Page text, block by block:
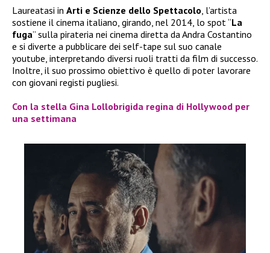
Laureatasi in Arti e Scienze dello Spettacolo , l’artista
sostiene il cinema italiano, girando, nel 2014, lo spot “La
fuga” sulla pirateria nei cinema diretta da Andra Costantino
e si diverte a pubblicare dei self-tape sul suo canale
youtube, interpretando diversi ruoli tratti da film di successo.
Inoltre, il suo prossimo obiettivo è quello di poter lavorare
con giovani registi pugliesi.
Con la stella Gina Lollobrigida regina di Hollywood per
una settimana